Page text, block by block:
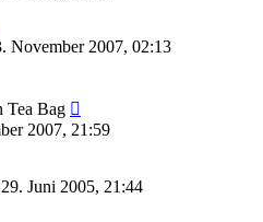
November 2007, 02:13
Tea Bag
2007, 21:59
Juni 2005, 21:44